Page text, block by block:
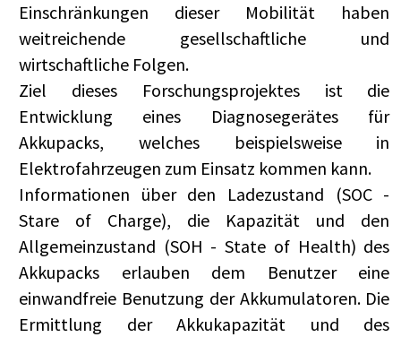
Einschränkungen dieser Mobilität haben
weitreichende gesellschaftliche und
wirtschaftliche Folgen.
Ziel dieses Forschungsprojektes ist die
Entwicklung eines Diagnosegerätes für
Akkupacks, welches beispielsweise in
Elektrofahrzeugen zum Einsatz kommen kann.
Informationen über den Ladezustand (SOC -
Stare of Charge), die Kapazität und den
Allgemeinzustand (SOH - State of Health) des
Akkupacks erlauben dem Benutzer eine
einwandfreie Benutzung der Akkumulatoren. Die
Ermittlung der Akkukapazität und des